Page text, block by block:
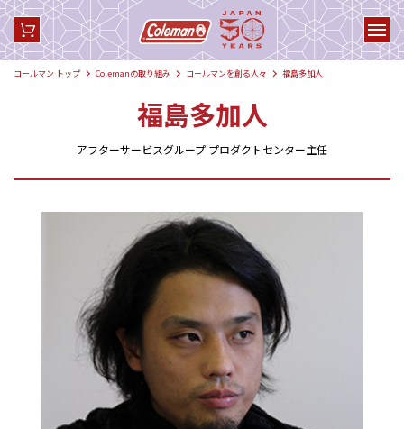
コールマン トップ Colemanの取り組み コールマンを創る人々 福島多加人
福島多加人
アフターサービスグループ プロダクトセンター主任